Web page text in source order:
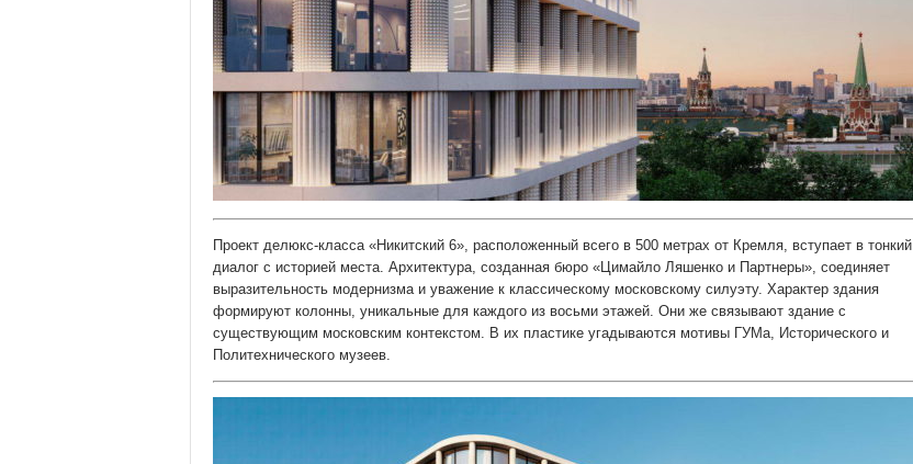
Проект делюкс-класса «Никитский 6», расположенный всего в 500 метрах от Кремля, вступает в тонкий
диалог с историей места. Архитектура, созданная бюро «Цимайло Ляшенко и Партнеры», соединяет
выразительность модернизма и уважение к классическому московскому силуэту. Характер здания
формируют колонны, уникальные для каждого из восьми этажей. Они же связывают здание с
существующим московским контекстом. В их пластике угадываются мотивы ГУМа, Исторического и
Политехнического музеев.